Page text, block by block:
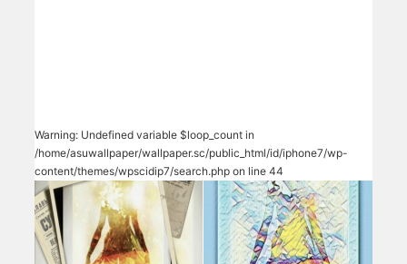
Warning: Undefined variable $loop_count in
/home/asuwallpaper/wallpaper.sc/public_html/id/iphone7/wp-
content/themes/wpscidip7/search.php on line 44